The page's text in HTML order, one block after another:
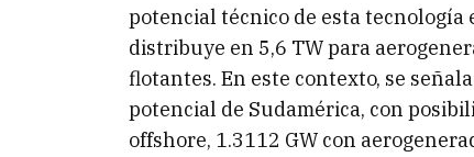
potencial técnico de esta tecnología
distribuye en 5,6 TW para
flotantes. En este contexto, se
potencial de Sudamérica, con
offshore, 1.3112 GW con